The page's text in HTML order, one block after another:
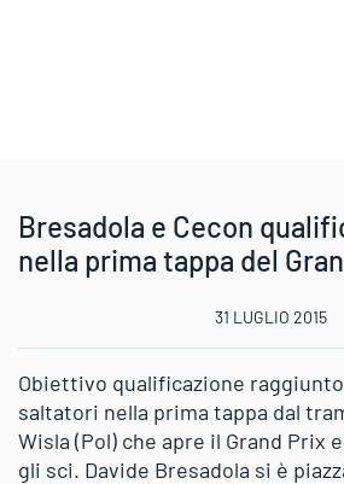
Bresadola e Cecon
nella prima tappa del
31 LUGLIO 2015
Obiettivo qualificazione
saltatori nella prima tappa dal
Wisla (Pol) che apre il Grand Prix
gli sci. Davide Bresadola si è